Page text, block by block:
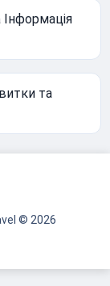
та
© 2026